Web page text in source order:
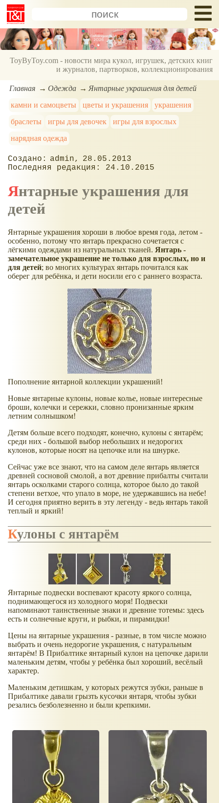
ToyByToy.com - новости мира кукол, игрушек, детских книг
и журналов, партворков, коллекционирования
Главная Одежда
Янтарные украшения для детей
камни и самоцветы
цветы и украшения
украшения
браслеты
игры для девочек
игры для взрослых
нарядная одежда
admin
28.05.2013
24.10.2015
Янтарные украшения для
детей
Янтарные украшения хороши в любое время года, летом -
особенно, потому что янтарь прекрасно сочетается с
лёгкими одеждами из натуральных тканей. Янтарь -
замечательное украшение не только для взрослых, но и
для детей; во многих культурах янтарь почитался как
оберег для ребёнка, и дети носили его с раннего возраста.
Пополнение янтарной коллекции украшений!
Новые янтарные кулоны, новые колье, новые интересные
броши, колечки и сережки, словно пронизанные ярким
летним солнышком!
Детям больше всего подходят, конечно, кулоны с янтарём;
среди них - большой выбор небольших и недорогих
кулонов, которые носят на цепочке или на шнурке.
Сейчас уже все знают, что на самом деле янтарь является
древней сосновой смолой, а вот древние прибалты считали
янтарь осколками старого солнца, которое было до такой
степени ветхое, что упало в море, не удержавшись на небе!
И сегодня приятно верить в эту легенду - ведь янтарь такой
теплый и яркий!
Кулоны с янтарём
Янтарные подвески воспевают красоту яркого солнца,
поднимающегося из холодного моря! Подвески
напоминают таинственные знаки и древние тотемы: здесь
есть и солнечные круги, и рыбки, и пирамидки!
Цены на янтарные украшения - разные, в том числе можно
выбрать и очень недорогие украшения, с натуральным
янтарём! В Прибалтике янтарный кулон на цепочке дарили
маленьким детям, чтобы у ребёнка был хороший, весёлый
характер.
Маленьким детишкам, у которых режутся зубки, раньше в
Прибалтике давали грызть кусочки янтаря, чтобы зубки
резались безболезненно и были крепкими.